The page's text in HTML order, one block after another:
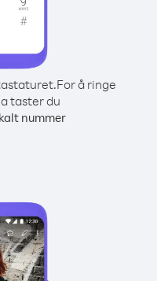
For å ringe
taster du
nummer